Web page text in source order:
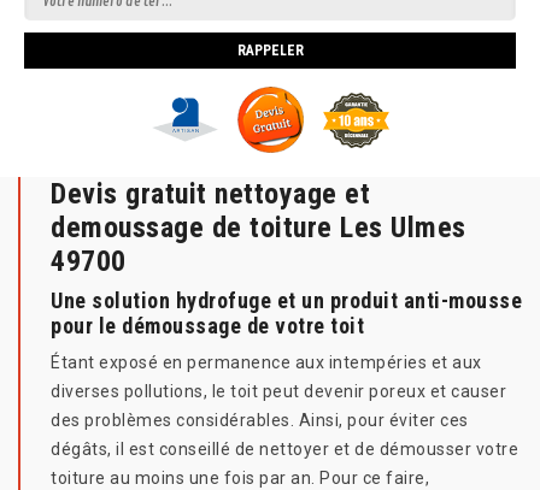
Devis gratuit nettoyage et
demoussage de toiture Les Ulmes
49700
Une solution hydrofuge et un produit anti-mousse
pour le démoussage de votre toit
Étant exposé en permanence aux intempéries et aux
diverses pollutions, le toit peut devenir poreux et causer
des problèmes considérables. Ainsi, pour éviter ces
dégâts, il est conseillé de nettoyer et de démousser votre
toiture au moins une fois par an. Pour ce faire,